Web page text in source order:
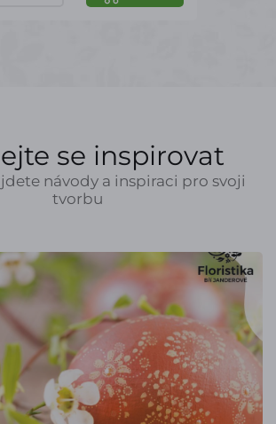
se inspirovat
návody a inspiraci pro svoji
tvorbu